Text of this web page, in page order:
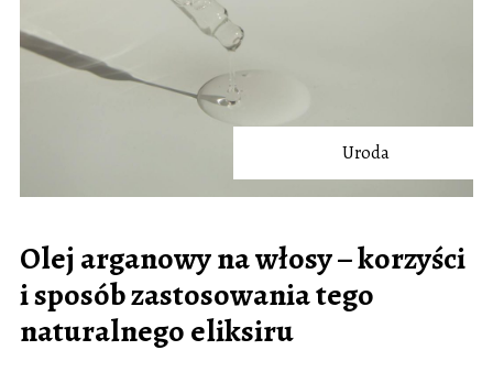
Uroda
Olej arganowy na włosy – korzyści
i sposób zastosowania tego
naturalnego eliksiru